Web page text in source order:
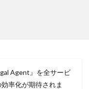
Agent』を全サービ
率化が期待されま